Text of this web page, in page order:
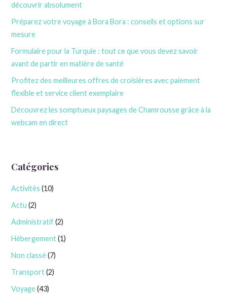
découvrir absolument
Préparez votre voyage à Bora Bora : conseils et options sur
mesure
Formulaire pour la Turquie : tout ce que vous devez savoir
avant de partir en matière de santé
Profitez des meilleures offres de croisières avec paiement
flexible et service client exemplaire
Découvrez les somptueux paysages de Chamrousse grâce à la
webcam en direct
Catégories
Activités (10)
Actu (2)
Administratif(2)
Hébergement(1)
Non classé(7)
Transport(2)
Voyage(43)